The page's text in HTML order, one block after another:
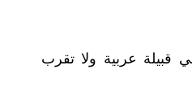
قبيلة عربية ولا تقرب